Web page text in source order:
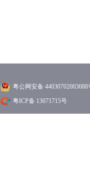
粤公网安备 44030702003088
粤ICP备 13071715号